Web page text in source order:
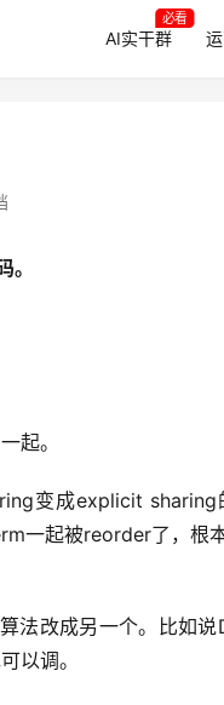
AI实干群
必看
起。
变成explicit
一起被reorder了，根
法改成另一个。比如
以调。